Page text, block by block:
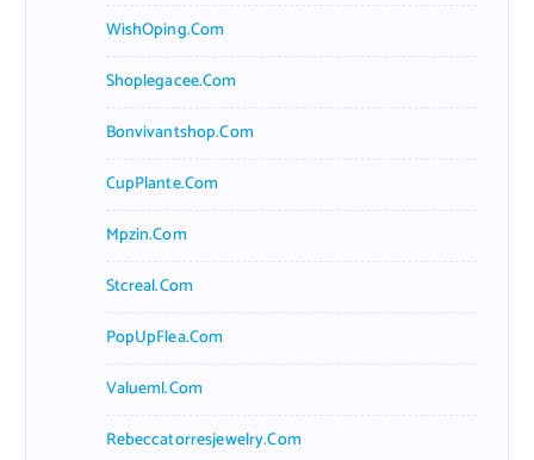
WishOping.com
Shoplegacee.com
Bonvivantshop.com
CupPlante.com
Mpzin.com
Stcreal.com
PopUpFlea.com
Valueml.com
Rebeccatorresjewelry.com